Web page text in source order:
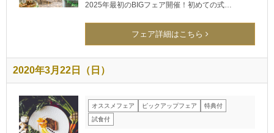
2025年最初のBIGフェア開催！初めての式…
フェア詳細はこちら
2020年3月22日（日）
オススメフェア ピックアップフェア
特典付
試食付